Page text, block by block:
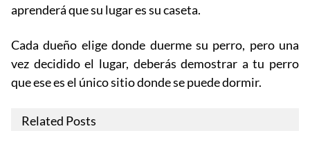
aprenderá que su lugar es su caseta.
Cada dueño elige donde duerme su perro, pero una
vez decidido el lugar, deberás demostrar a tu perro
que ese es el único sitio donde se puede dormir.
Related Posts